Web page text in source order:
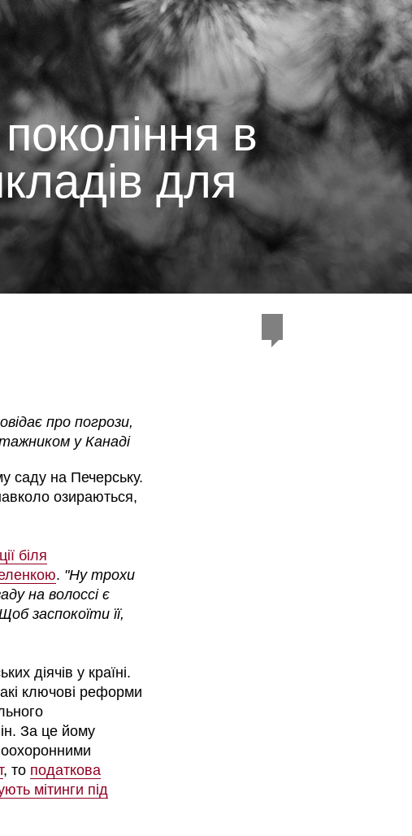
в
для
про погрози,
у Канаді
саду на Печерську.
озираються,
біля
. "Ну трохи
на волоссі є
заспокоїти її,
діячів у країні.
ключові реформи
За це йому
, то податкова
мітинги під